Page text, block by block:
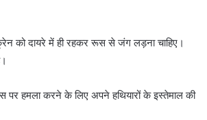
को दायरे में ही रहकर रूस से जंग लड़ना चाहिए।
पर हमला करने के लिए अपने हथियारों के इस्तेमाल की